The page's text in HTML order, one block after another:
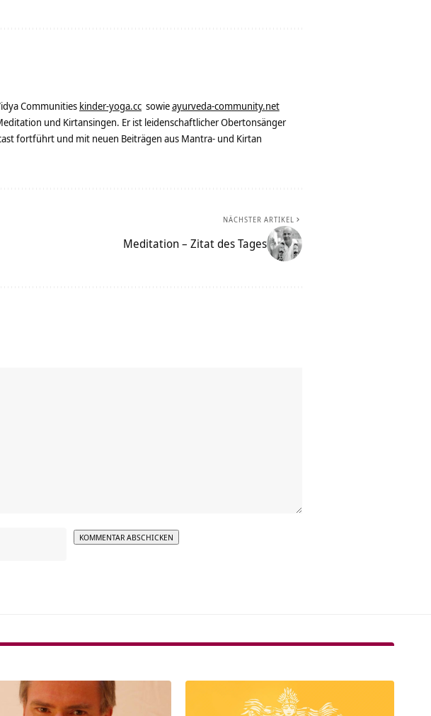
Communities kinder-yoga.cc sowieayurveda-community.net
und Kirtansingen. Er ist leidenschaftlicher Obertonsänger
fortführt und mit neuen Beiträgen aus Mantra- und Kirtan
NÄCHSTER ARTIKEL
Meditation – Zitat des Tages